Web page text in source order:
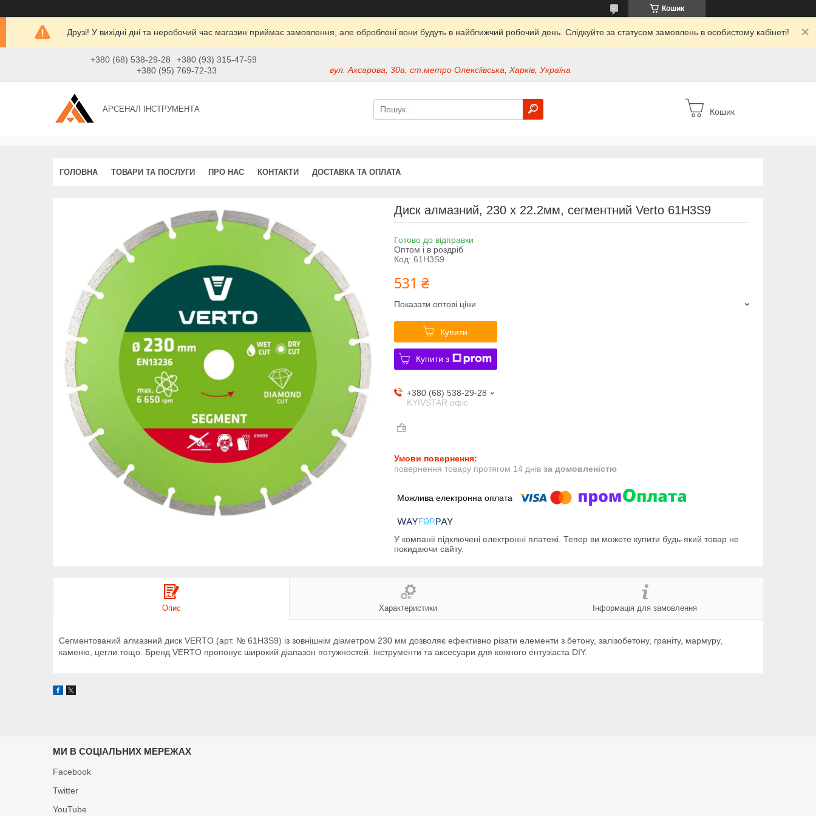
Кошик
Друзі! У вихідні дні та неробочий час магазин приймає замовлення, але оброблені вони будуть в найближчий робочий день. Слідкуйте за статусом замовлень в особистому кабінеті!
+380 (68) 538-29-28
+380 (93) 315-47-59
+380 (95) 769-72-33
вул. Ахсарова, 30а, ст.метро Олексіївська, Харків, Україна
АРСЕНАЛ ІНСТРУМЕНТА Кошик
ГОЛОВНА ТОВАРИ ТА ПОСЛУГИ ПРО НАС КОНТАКТИ ДОСТАВКА ТА ОПЛАТА
Диск алмазний, 230 x 22.2мм, сегментний Verto 61H3S9
Готово до відправки
Оптом і в роздріб
Код: 61H3S9
531 ₴
Показати оптові ціни
Купити
Купити з
+380 (68) 538-29-28
KYIVSTAR офіс
повернення товару протягом 14 днів за домовленістю
У компанії підключені електронні платежі. Тепер ви можете купити будь-який товар не
покидаючи сайту.
Опис Характеристики Інформація для замовлення
Сегментований алмазний диск VERTO (арт. № 61H3S9) із зовнішнім діаметром 230 мм дозволяє ефективно різати елементи з бетону, залізобетону, граніту, мармуру,
каменю, цегли тощо. Бренд VERTO пропонує широкий діапазон потужностей. інструменти та аксесуари для кожного ентузіаста DIY.
МИ В СОЦІАЛЬНИХ МЕРЕЖАХ
Facebook
Twitter
YouTube